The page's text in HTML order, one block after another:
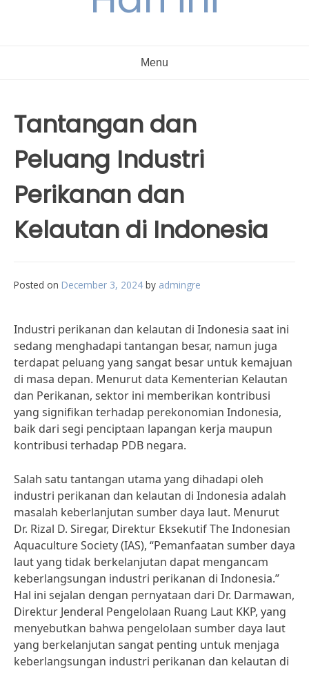
Menu
Tantangan dan
Peluang Industri
Perikanan dan
Kelautan di Indonesia
Posted on December 3, 2024 by admingre
Industri perikanan dan kelautan di Indonesia saat ini
sedang menghadapi tantangan besar, namun juga
terdapat peluang yang sangat besar untuk kemajuan
di masa depan. Menurut data Kementerian Kelautan
dan Perikanan, sektor ini memberikan kontribusi
yang signifikan terhadap perekonomian Indonesia,
baik dari segi penciptaan lapangan kerja maupun
kontribusi terhadap PDB negara.
Salah satu tantangan utama yang dihadapi oleh
industri perikanan dan kelautan di Indonesia adalah
masalah keberlanjutan sumber daya laut. Menurut
Dr. Rizal D. Siregar, Direktur Eksekutif The Indonesian
Aquaculture Society (IAS), “Pemanfaatan sumber daya
laut yang tidak berkelanjutan dapat mengancam
keberlangsungan industri perikanan di Indonesia.”
Hal ini sejalan dengan pernyataan dari Dr. Darmawan,
Direktur Jenderal Pengelolaan Ruang Laut KKP, yang
menyebutkan bahwa pengelolaan sumber daya laut
yang berkelanjutan sangat penting untuk menjaga
keberlangsungan industri perikanan dan kelautan di